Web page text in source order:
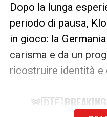
Dopo la lunga
periodo di pausa,
in gioco: la
carisma e da un
ricostruire identità e
🚨🇩🇪